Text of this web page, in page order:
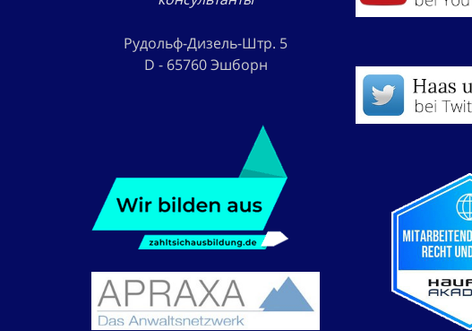
Рудольф-Дизель-Штр. 5
D - 65760 Эшборн